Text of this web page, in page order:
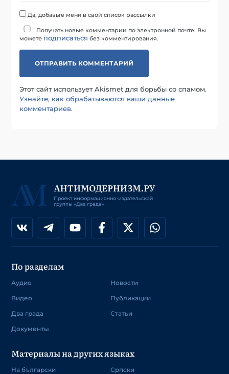
Да, добавьте меня в свой список рассылки
Получать новые комментарии по электронной почте. Вы
можете подписаться без комментирования.
Этот сайт использует Akismet для борьбы со спамом.
Узнайте, как обрабатываются ваши данные
комментариев.
По разделам
Аудио
Видео
Два града
Документы
Новости
Публикации
Статьи
Материалы на других языках
На български
Српски